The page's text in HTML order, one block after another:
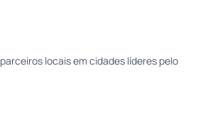
locais em cidades líderes pelo